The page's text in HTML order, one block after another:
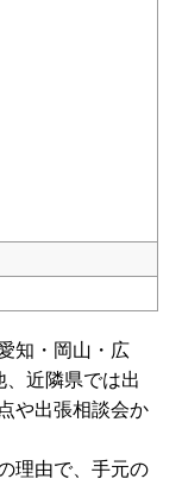
知・岡山・広
近隣県では出
や出張相談会か
理由で、手元の